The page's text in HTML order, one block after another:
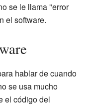
se le llama "error
el software.
hablar de cuando
se usa mucho
el código del